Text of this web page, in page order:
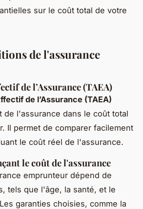
sur le coût total de votre
de l'assurance
de l’Assurance (TAEA)
de l’Assurance (TAEA)
de l'assurance dans le coût total
Il permet de comparer facilement
le coût réel de l'assurance.
le coût de l'assurance
emprunteur dépend de
tels que l'âge, la santé, et le
garanties choisies, comme la